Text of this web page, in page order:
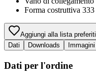
Forma costruttiva 333
Aggiungi alla lista preferiti
Dati
Downloads Immagini
Dati per l'ordine